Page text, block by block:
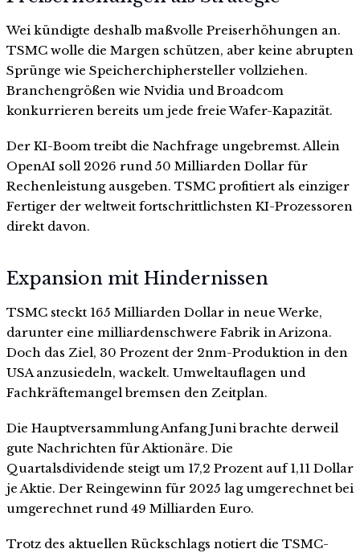
Wei kündigte deshalb maßvolle Preiserhöhungen an.
TSMC wolle die Margen schützen, aber keine abrupten
Sprünge wie Speicherchiphersteller vollziehen.
Branchengrößen wie Nvidia und Broadcom
konkurrieren bereits um jede freie Wafer-Kapazität.
Der KI-Boom treibt die Nachfrage ungebremst. Allein
OpenAI soll 2026 rund 50 Milliarden Dollar für
Rechenleistung ausgeben. TSMC profitiert als einziger
Fertiger der weltweit fortschrittlichsten KI-Prozessoren
direkt davon.
Expansion mit Hindernissen
TSMC steckt 165 Milliarden Dollar in neue Werke,
darunter eine milliardenschwere Fabrik in Arizona.
Doch das Ziel, 30 Prozent der 2nm-Produktion in den
USA anzusiedeln, wackelt. Umweltauflagen und
Fachkräftemangel bremsen den Zeitplan.
Die Hauptversammlung Anfang Juni brachte derweil
gute Nachrichten für Aktionäre. Die
Quartalsdividende steigt um 17,2 Prozent auf 1,11 Dollar
je Aktie. Der Reingewinn für 2025 lag umgerechnet bei
umgerechnet rund 49 Milliarden Euro.
Trotz des aktuellen Rückschlags notiert die TSMC-